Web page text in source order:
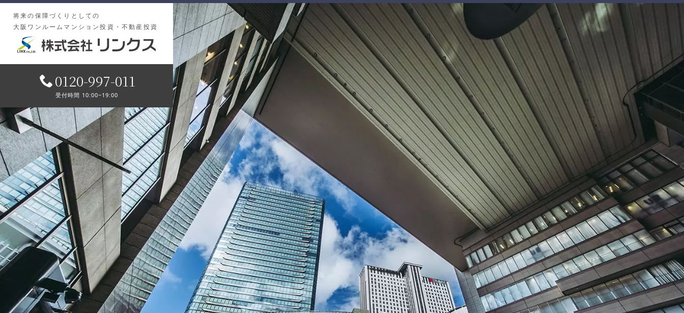
将来の保障づくりとしての
大阪ワンルームマンション投資・不動産投資
0120-997-011
受付時間 10:00~19:00